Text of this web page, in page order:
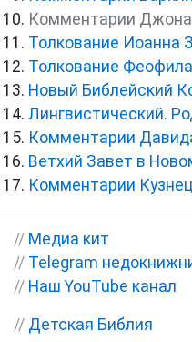
Комментарии
Толкование Иоанна
Толкование
Новый Библейский
Лингвистический.
Комментарии
Ветхий Завет в
Комментарии
// Медиа кит
// Telegram
// Наш YouTube канал
// Детская Библия